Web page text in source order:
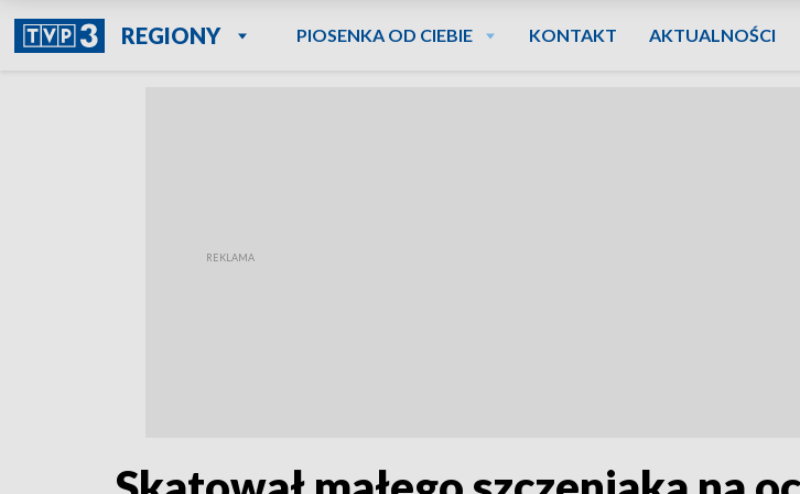
REGIONY PIOSENKA OD CIEBIE KONTAKT AKTUALNOŚCI